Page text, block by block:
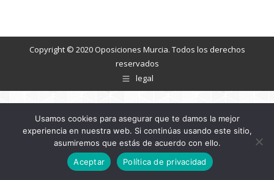
Copyright © 2020 Oposiciones Murcia. Todos los derechos
reservados
legal
Usamos cookies para asegurar que te damos la mejor
experiencia en nuestra web. Si continúas usando este sitio,
asumiremos que estás de acuerdo con ello.
Aceptar
Política de privacidad